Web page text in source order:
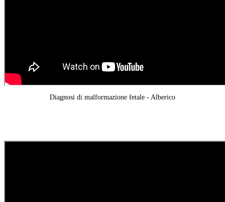
Diagnosi di malformazione fetale - Alberico